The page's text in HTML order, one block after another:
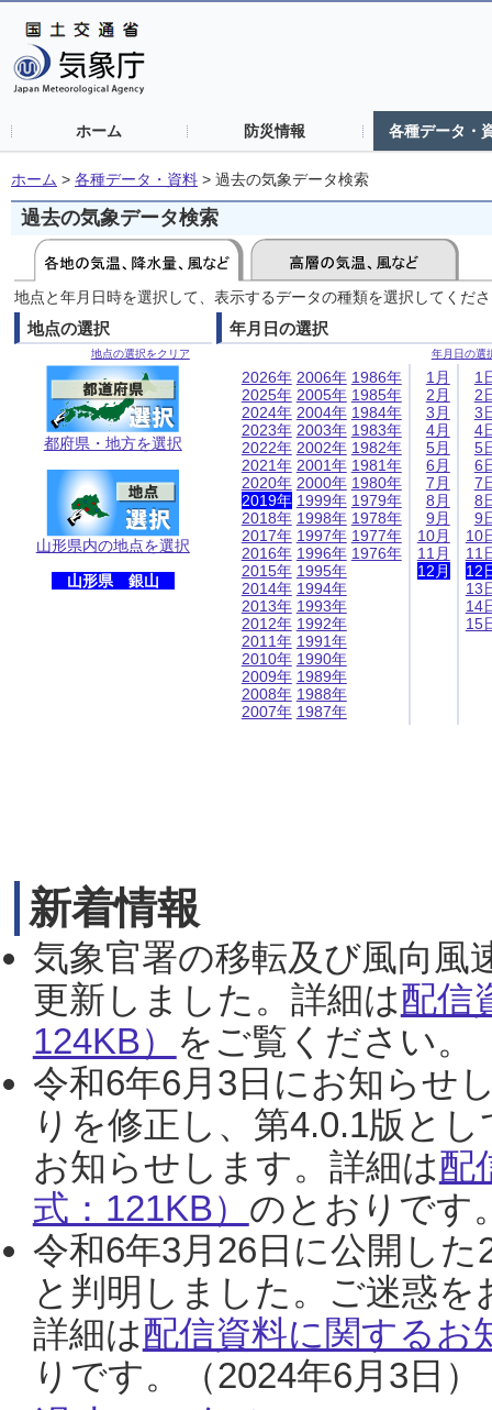
ホーム 防災情報 各種データ・
ホーム > 各種データ・資料 > 過去の気象データ検索
過去の気象データ検索
地点と年月日時を選択して、表示するデータの種類を選択してくだ
地点の選択
地点の選択をクリア
都府県・地方を選択
山形県内の地点を選択
山形県 銀山
年月日の選択
年月日の選
2026年
2025年
2024年
2023年
2022年
2021年
2020年
2019年
2018年
2017年
2016年
2015年
2014年
2013年
2012年
2011年
2010年
2009年
2008年
2007年
2006年
2005年
2004年
2003年
2002年
2001年
2000年
1999年
1998年
1997年
1996年
1995年
1994年
1993年
1992年
1991年
1990年
1989年
1988年
1987年
1986年
1985年
1984年
1983年
1982年
1981年
1980年
1979年
1978年
1977年
1976年
1月
2月
3月
4月
5月
6月
7月
8月
9月
10月
11月
12月
1
2
3
4
5
6
7
8
9
10
11
12
13
14
15
新着情報
気象官署の移転及び風向風
更新しました。詳細は配信
124KB） をご覧ください。
令和6年6月3日にお知らせ
りを修正し、第4.0.1版と
お知らせします。詳細は配
式：121KB） のとおりです
令和6年3月26日に公開し
と判明しました。ご迷惑
詳細は配信資料に関するお
りです。（2024年6月3日）